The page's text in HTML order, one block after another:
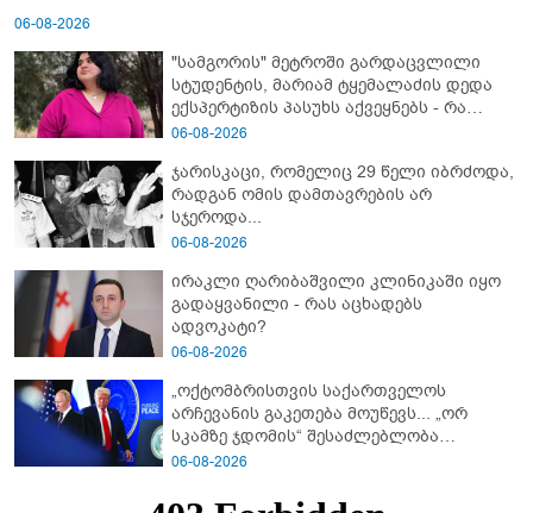
06-08-2026
"სამგორის" მეტროში გარდაცვლილი
სტუდენტის, მარიამ ტყემალაძის დედა
ექსპერტიზის პასუხს აქვეყნებს - რა
გახდა გოგონას გარდაცვალების მიზეზი?
06-08-2026
ჯარისკაცი, რომელიც 29 წელი იბრძოდა,
რადგან ომის დამთავრების არ
სჯეროდა...
06-08-2026
ირაკლი ღარიბაშვილი კლინიკაში იყო
გადაყვანილი - რას აცხადებს
ადვოკატი?
06-08-2026
„ოქტომბრისთვის საქართველოს
არჩევანის გაკეთება მოუწევს... „ორ
სკამზე ჯდომის“ შესაძლებლობა
შეიძლება დასრულდეს“ - მირიან
06-08-2026